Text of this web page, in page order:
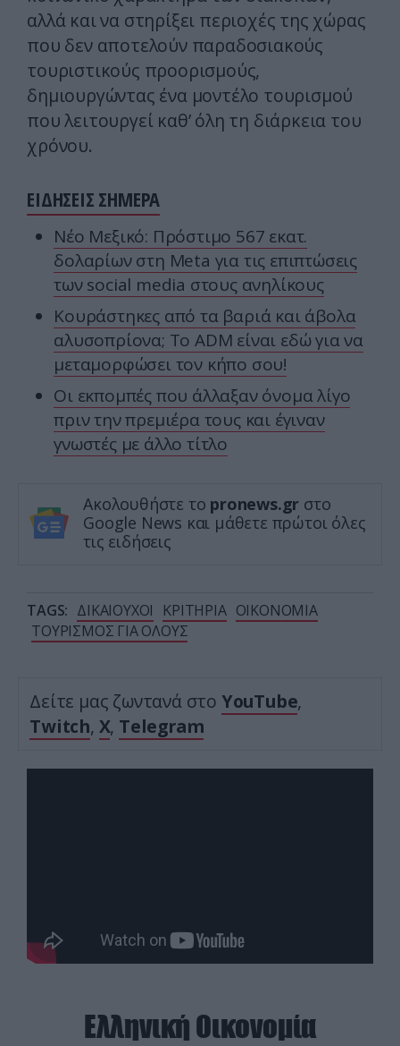
αλλά και να στηρίξει περιοχές της χώρας
που δεν αποτελούν παραδοσιακούς
τουριστικούς προορισμούς,
δημιουργώντας ένα μοντέλο τουρισμού
που λειτουργεί καθ’ όλη τη διάρκεια του
χρόνου.
ΕΙΔΗΣΕΙΣ ΣΗΜΕΡΑ
Nέο Μεξικό: Πρόστιμο 567 εκατ.
δολαρίων στη Meta για τις επιπτώσεις
των social media στους ανηλίκους
Κουράστηκες από τα βαριά και άβολα
αλυσοπρίονα; Το ADM είναι εδώ για να
μεταμορφώσει τον κήπο σου!
Οι εκπομπές που άλλαξαν όνομα λίγο
πριν την πρεμιέρα τους και έγιναν
γνωστές με άλλο τίτλο
Ακολουθήστε το pronews.gr στο
Google News και μάθετε πρώτοι όλες
τις ειδήσεις
TAGS: ΔΙΚΑΙΟΥΧΟΙ ΚΡΙΤΗΡΙΑ ΟΙΚΟΝΟΜΙΑ
ΤΟΥΡΙΣΜΟΣ ΓΙΑ ΟΛΟΥΣ
Δείτε μας ζωντανά στο YouTube,
Twitch, X, Telegram
Ελληνική Οικονομία